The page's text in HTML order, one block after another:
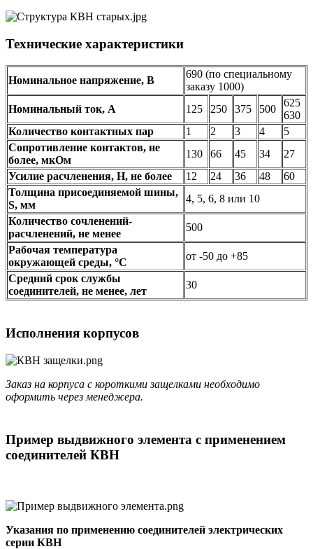
Технические характеристики
Номинальное напряжение, В
690 (по специальному
заказу 1000)
Номинальный ток, А
125 250 375 500
625
630
Количество контактных пар
1 2 3 4
5
Сопротивление контактов, не
более, мкОм
130 66 45 34
27
Усилие расчленения, Н, не более
12 24 36 48
60
Толщина присоединяемой шины,
S, мм
4, 5, 6, 8 или 10
Количество сочленений-
расчленений, не менее
500
Рабочая температура
окружающей среды, °C
от -50 до +85
Средний срок службы
соединителей, не менее, лет
30
Исполнения корпусов
Заказ на корпуса с короткими защелками необходимо
оформить через менеджера.
Пример выдвижного элемента с применением
соединителей КВН
Указания по применению соединителей электрических
серии КВН